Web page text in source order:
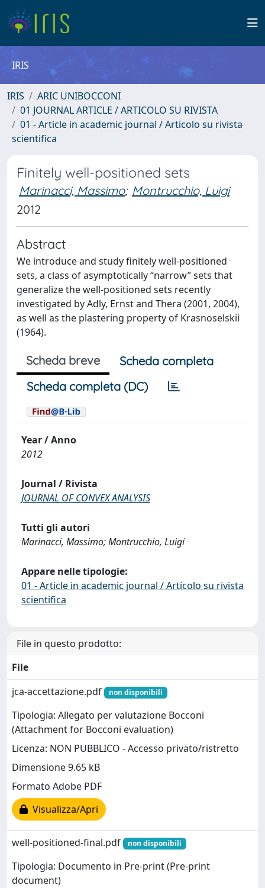
IRIS
IRIS
ARIC UNIBOCCONI
01 JOURNAL ARTICLE / ARTICOLO SU RIVISTA
01 - Article in academic journal / Articolo su rivista
scientifica
Finitely well-positioned sets
Marinacci, Massimo; Montrucchio, Luigi
2012
Abstract
We introduce and study finitely well-positioned
sets, a class of asymptotically “narrow” sets that
generalize the well-positioned sets recently
investigated by Adly, Ernst and Thera (2001, 2004),
as well as the plastering property of Krasnoselskii
(1964).
Scheda breve
Scheda completa
Scheda completa (DC)
Year / Anno
2012
Journal / Rivista
JOURNAL OF CONVEX ANALYSIS
Tutti gli autori
Marinacci, Massimo; Montrucchio, Luigi
Appare nelle tipologie:
01 - Article in academic journal / Articolo su rivista
scientifica
File in questo prodotto:
File
jca-accettazione.pdf
non disponibili
Tipologia: Allegato per valutazione Bocconi
(Attachment for Bocconi evaluation)
Licenza: NON PUBBLICO - Accesso privato/ristretto
Dimensione 9.65 kB
Formato Adobe PDF
Visualizza/Apri
well-positioned-final.pdf non disponibili
Tipologia: Documento in Pre-print (Pre-print
document)